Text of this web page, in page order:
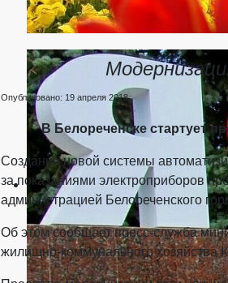
Опубликовано: 19 апреля 2018
В Белореченске стартует
Создание новой системы
за показаниями электроприборов
администрацией Белореченского
Об этом сообщает пресс-служба
жилищно-коммунального хозяйства